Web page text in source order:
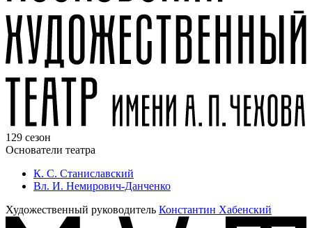
129 сезон
Основатели театра
К. С. Станиславский
Вл. И. Немирович-Данченко
Художественный руководитель Константин Хабенский